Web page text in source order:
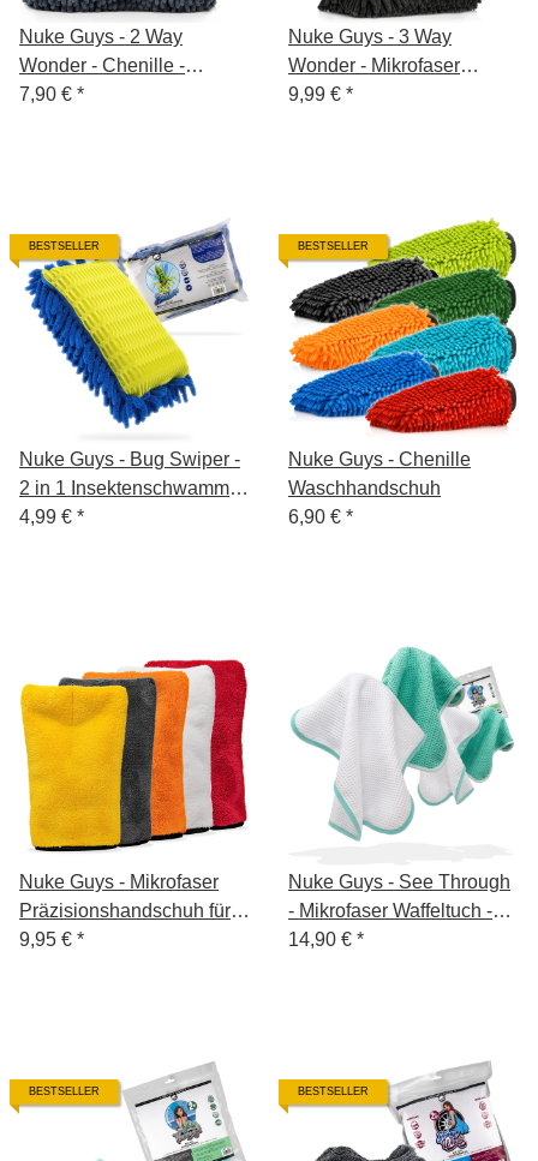
Nuke Guys - 2 Way
Wonder - Chenille -
Insektennetz Strap On
7,90 € *
Nuke Guys - 3 Way
Wonder - Mikrofaser
Waschandschuh
9,99 € *
BESTSELLER
Nuke Guys - Bug Swiper -
2 in 1 Insektenschwamm -
Wasch Pad - verpackt
4,99 € *
BESTSELLER
Nuke Guys - Chenille
Waschhandschuh
6,90 € *
Nuke Guys - Mikrofaser
Präzisionshandschuh für
Detailing Arbeiten,
9,95 € *
Nuke Guys - See Through
- Mikrofaser Waffeltuch -
450 GSM, 35x35 cm - mint
14,90 € *
BESTSELLER BESTSELLER